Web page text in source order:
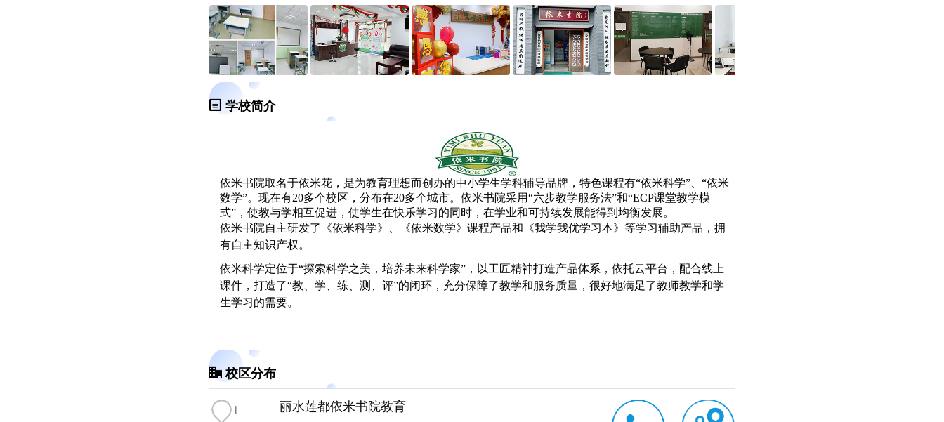
学校简介
依米书院取名于依米花，是为教育理想而创办的中小学生学科辅导品牌，特色课程有“依米科学”、“依米
数学”。现在有20多个校区，分布在20多个城市。依米书院采用“六步教学服务法”和“ECP课堂教学模
式”，使教与学相互促进，使学生在快乐学习的同时，在学业和可持续发展能得到均衡发展。
依米书院自主研发了《依米科学》、《依米数学》课程产品和《我学我优学习本》等学习辅助产品，拥
有自主知识产权。
依米科学定位于“探索科学之美，培养未来科学家”，以工匠精神打造产品体系，依托云平台，配合线上
课件，打造了“教、学、练、测、评”的闭环，充分保障了教学和服务质量，很好地满足了教师教学和学
生学习的需要。
校区分布
1 丽水莲都依米书院教育